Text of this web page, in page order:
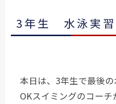
3年生 水泳実
本日は、3年生で最後の
OKスイミングのコーチ